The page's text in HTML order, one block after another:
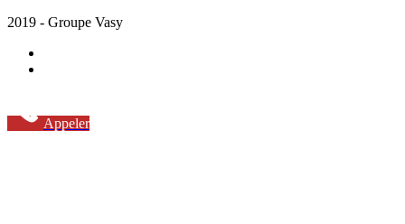
2019 - Groupe Vasy
Appeler